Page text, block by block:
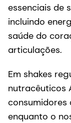
essenciais de
incluindo
saúde do
articulações.
Em shakes
nutracêuticos
consumidores
enquanto o